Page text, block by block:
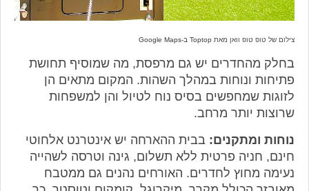
צילום של טופ טופ וואן מאת Toptop ב-Google Maps
בחלק מהחדרים יש גם מרפסת, מה שמוסיף תחושת
פתיחות ונוחות במהלך השהות. המקום מתאים הן
לזוגות שמחפשים בסיס נוח לטיול והן למשפחות
שרוצות יותר מרחב.
נוחות ומתקנים: בבית ההארחה יש אינטרנט אלחוטי
חינם, חניה פרטית ללא תשלום, גינה וטרסה לשהייה
נעימה מחוץ לחדרים. האורחים נהנים גם ממטבח